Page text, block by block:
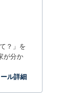
？」を
が分か
ル詳細